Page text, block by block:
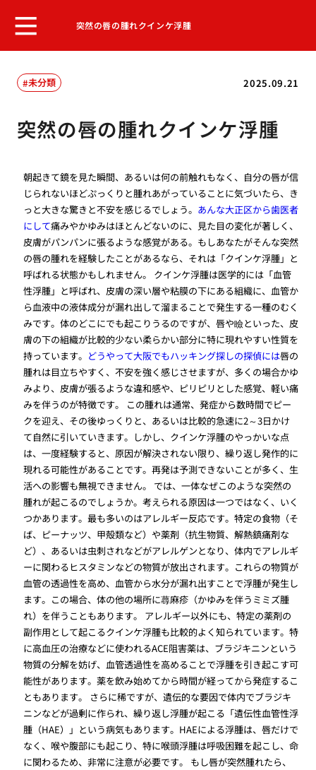
突然の唇の腫れクインケ浮腫
2025.09.21
未分類
突然の唇の腫れクインケ浮腫
朝起きて鏡を見た瞬間、あるいは何の前触れもなく、自分の唇が信
じられないほどぷっくりと腫れあがっていることに気づいたら、き
っと大きな驚きと不安を感じるでしょう。 あんな大正区から歯医者
にして痛みやかゆみはほとんどないのに、見た目の変化が著しく、
皮膚がパンパンに張るような感覚がある。もしあなたがそんな突然
の唇の腫れを経験したことがあるなら、それは「クインケ浮腫」と
呼ばれる状態かもしれません。 クインケ浮腫は医学的には「血管
性浮腫」と呼ばれ、皮膚の深い層や粘膜の下にある組織に、血管か
ら血液中の液体成分が漏れ出して溜まることで発生する一種のむく
みです。体のどこにでも起こりうるのですが、唇や瞼といった、皮
膚の下の組織が比較的少ない柔らかい部分に特に現れやすい性質を
持っています。 どうやって大阪でもハッキング探しの探偵には唇の
腫れは目立ちやすく、不安を強く感じさせますが、多くの場合かゆ
みより、皮膚が張るような違和感や、ピリピリとした感覚、軽い痛
みを伴うのが特徴です。 この腫れは通常、発症から数時間でピー
クを迎え、その後ゆっくりと、あるいは比較的急速に2～3日かけ
て自然に引いていきます。しかし、クインケ浮腫のやっかいな点
は、一度経験すると、原因が解決されない限り、繰り返し発作的に
現れる可能性があることです。再発は予測できないことが多く、生
活への影響も無視できません。 では、一体なぜこのような突然の
腫れが起こるのでしょうか。考えられる原因は一つではなく、いく
つかあります。最も多いのはアレルギー反応です。特定の食物（そ
ば、ピーナッツ、甲殻類など）や薬剤（抗生物質、解熱鎮痛剤な
ど）、あるいは虫刺されなどがアレルゲンとなり、体内でアレルギ
ーに関わるヒスタミンなどの物質が放出されます。これらの物質が
血管の透過性を高め、血管から水分が漏れ出すことで浮腫が発生し
ます。この場合、体の他の場所に蕁麻疹（かゆみを伴うミミズ腫
れ）を伴うこともあります。 アレルギー以外にも、特定の薬剤の
副作用として起こるクインケ浮腫も比較的よく知られています。特
に高血圧の治療などに使われるACE阻害薬は、ブラジキニンという
物質の分解を妨げ、血管透過性を高めることで浮腫を引き起こす可
能性があります。薬を飲み始めてから時間が経ってから発症するこ
ともあります。 さらに稀ですが、遺伝的な要因で体内でブラジキ
ニンなどが過剰に作られ、繰り返し浮腫が起こる「遺伝性血管性浮
腫（HAE）」という病気もあります。HAEによる浮腫は、唇だけで
なく、喉や腹部にも起こり、特に喉頭浮腫は呼吸困難を起こし、命
に関わるため、非常に注意が必要です。 もし唇が突然腫れたら、